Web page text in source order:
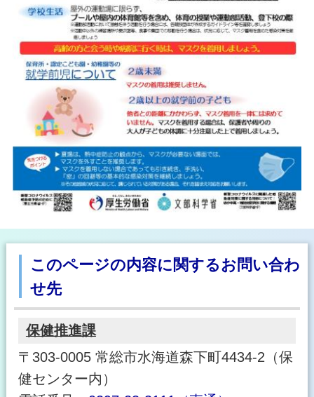
このページの内容に関するお問い合わ
せ先
保健推進課
〒303-0005 常総市水海道森下町4434-2（保
健センター内）